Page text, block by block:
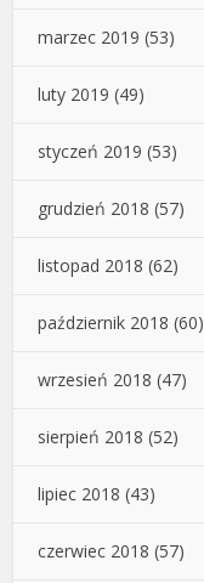
marzec 2019 (53)
luty 2019 (49)
styczeń 2019 (53)
grudzień 2018 (57)
listopad 2018 (62)
październik 2018 (60)
wrzesień 2018 (47)
sierpień 2018 (52)
lipiec 2018 (43)
czerwiec 2018 (57)